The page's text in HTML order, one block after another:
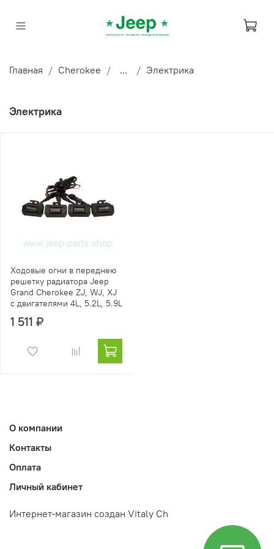
Главная Cherokee ... Электрика
Электрика
Ходовые огни в переднею
решетку радиатора Jeep
Grand Cherokee ZJ, WJ, XJ
с двигателями 4L, 5.2L, 5.9L
1 511 ₽
О компании
Контакты
Оплата
Личный кабинет
Интернет-магазин создан Vitaly Ch